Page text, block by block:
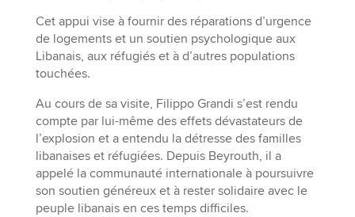
Cet appui vise à fournir des réparations d’urgence
de logements et un soutien psychologique aux
Libanais, aux réfugiés et à d’autres populations
touchées.
Au cours de sa visite, Filippo Grandi s’est rendu
compte par lui-même des effets dévastateurs de
l’explosion et a entendu la détresse des familles
libanaises et réfugiées. Depuis Beyrouth, il a
appelé la communauté internationale à poursuivre
son soutien généreux et à rester solidaire avec le
peuple libanais en ces temps difficiles.